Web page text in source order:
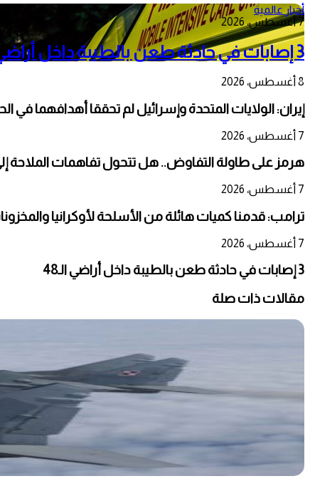
أخبار عالمية
7 أغسطس، 2026
3 إصابات في حادثة طعن بالطيبة داخل أراضي الـ48
8 أغسطس، 2026
إيران: الولايات المتحدة وإسرائيل لم تحققا أهدافهما في
7 أغسطس، 2026
هرمز على طاولة التفاوض.. هل تتحول تفاهمات الملاحة
7 أغسطس، 2026
ترامب: قدمنا كميات هائلة من الأسلحة لأوكرانيا
7 أغسطس، 2026
3 إصابات في حادثة طعن بالطيبة داخل أراضي الـ48
مقالات ذات صلة